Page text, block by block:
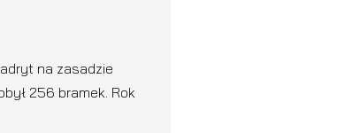
na zasadzie
256 bramek. Rok